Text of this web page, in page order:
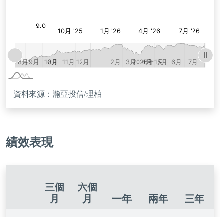
資料來源：瀚亞投信/理柏
績效表現
三個
月
六個
月
一年 兩年 三年